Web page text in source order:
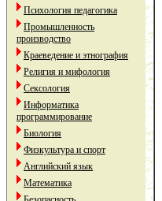
Психология педагогика
Промышленность
производство
Краеведение и этнография
Религия и мифология
Сексология
Информатика
программирование
Биология
Физкультура и спорт
Английский язык
Математика